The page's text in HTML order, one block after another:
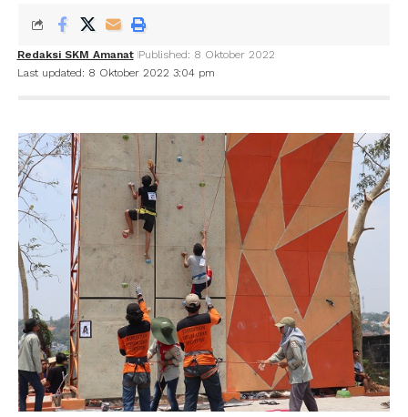
Last updated: 8 Oktober 2022 3:04 pm
Redaksi SKM Amanat Published: 8 Oktober 2022